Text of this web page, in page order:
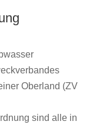
Oberland (ZV
sind alle in